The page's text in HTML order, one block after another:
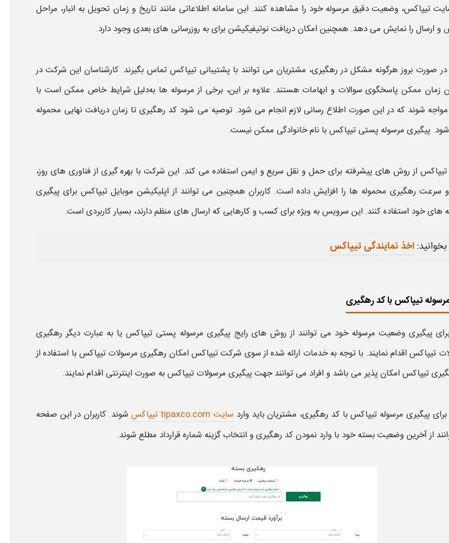
تیپاکس، وضعیت دقیق مرسولهخود را مشاهده کنند. این سامانه اطلاعاتی مانند تاریخ و زمان تحویل به انبار، مراحل
و ارسال را نمایش می‌ دهد. همچنین امکان دریافت نوتیفیکیشن برای به‌ روزرسانی‌ های بعدی وجود دارد.
در صورت بروز هرگونه مشکل در رهگیری، مشتریان می‌ توانند با پشتیبانی تیپاکس تماس بگیرند. کارشناسان این شرکت در
زمان ممکن پاسخگوی سوالات و ابهامات هستند. علاوه بر این، برخی ازمرسوله‌ ها به‌دلیل شرایط خاص ممکن است با
مواجه شوند که در این صورت اطلاع‌ رسانی لازم انجام می‌ شود. توصیه می‌ شود کد رهگیریتا زمان دریافت نهایی محموله
پیگیری مرسوله پستی تیپاکس با نام خانوادگی ممکن نیست.
تیپاکس از روش‌ های پیشرفته برای حمل و نقل سریع و ایمن استفاده می‌ کند. این شرکت با بهره‌ گیری از فناوری‌ های روز،
سرعت رهگیری محموله‌ ها را افزایش داده است. کاربران همچنین می‌ توانند از اپلیکیشن موبایل تیپاکس برای پیگیری
های خود استفاده کنند. این سرویس به‌ ویژه برای کسب‌ و کارهایی که ارسال‌ های منظم دارند، بسیار کاربردی است.
اخذ نمایندگی تیپاکس
تیپاکس با کد رهگیری
پیگیریوضعیت مرسوله خود می توانند از روش های رایجپیگیری مرسوله پستی تیپاکس یا به عبارت دیگر رهگیری
تیپاکساقدام نمایند. با توجه به خدمات ارائه شده از سوی شرکت تیپاکسامکان رهگیری مرسولات تیپاکسبا استفاده از
تیپاکسامکان پذیر می باشد و افراد می توانند جهتپیگیری مرسولات تیپاکسبه صورت اینترنتی اقدام نمایند.
برایپیگیری مرسوله تیپاکس با کد رهگیری، مشتریان باید وارد سایت tipaxco.com تیپاکس
شوند. کاربران در این صفحه
از آخرین وضعیت بسته خود با وارد نمودن کد رهگیریو انتخاب گزینه شماره قرارداد مطلع شوند.